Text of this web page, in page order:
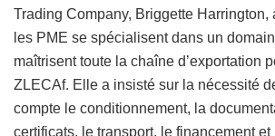
Trading Company, Briggette Harrington,
les PME se spécialisent dans un
maîtrisent toute la chaîne d’exportation
ZLECAf. Elle a insisté sur la nécessité
compte le conditionnement, la
certificats, le transport, le financement